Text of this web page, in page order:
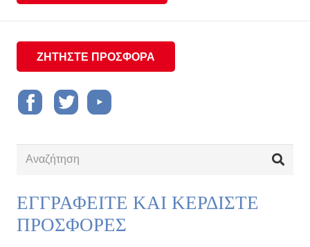
ΖΗΤΗΣΤΕ ΠΡΟΣΦΟΡΑ
ΕΓΓΡΑΦΕΙΤΕ ΚΑΙ ΚΕΡΔΙΣΤΕ
ΠΡΟΣΦΟΡΕΣ